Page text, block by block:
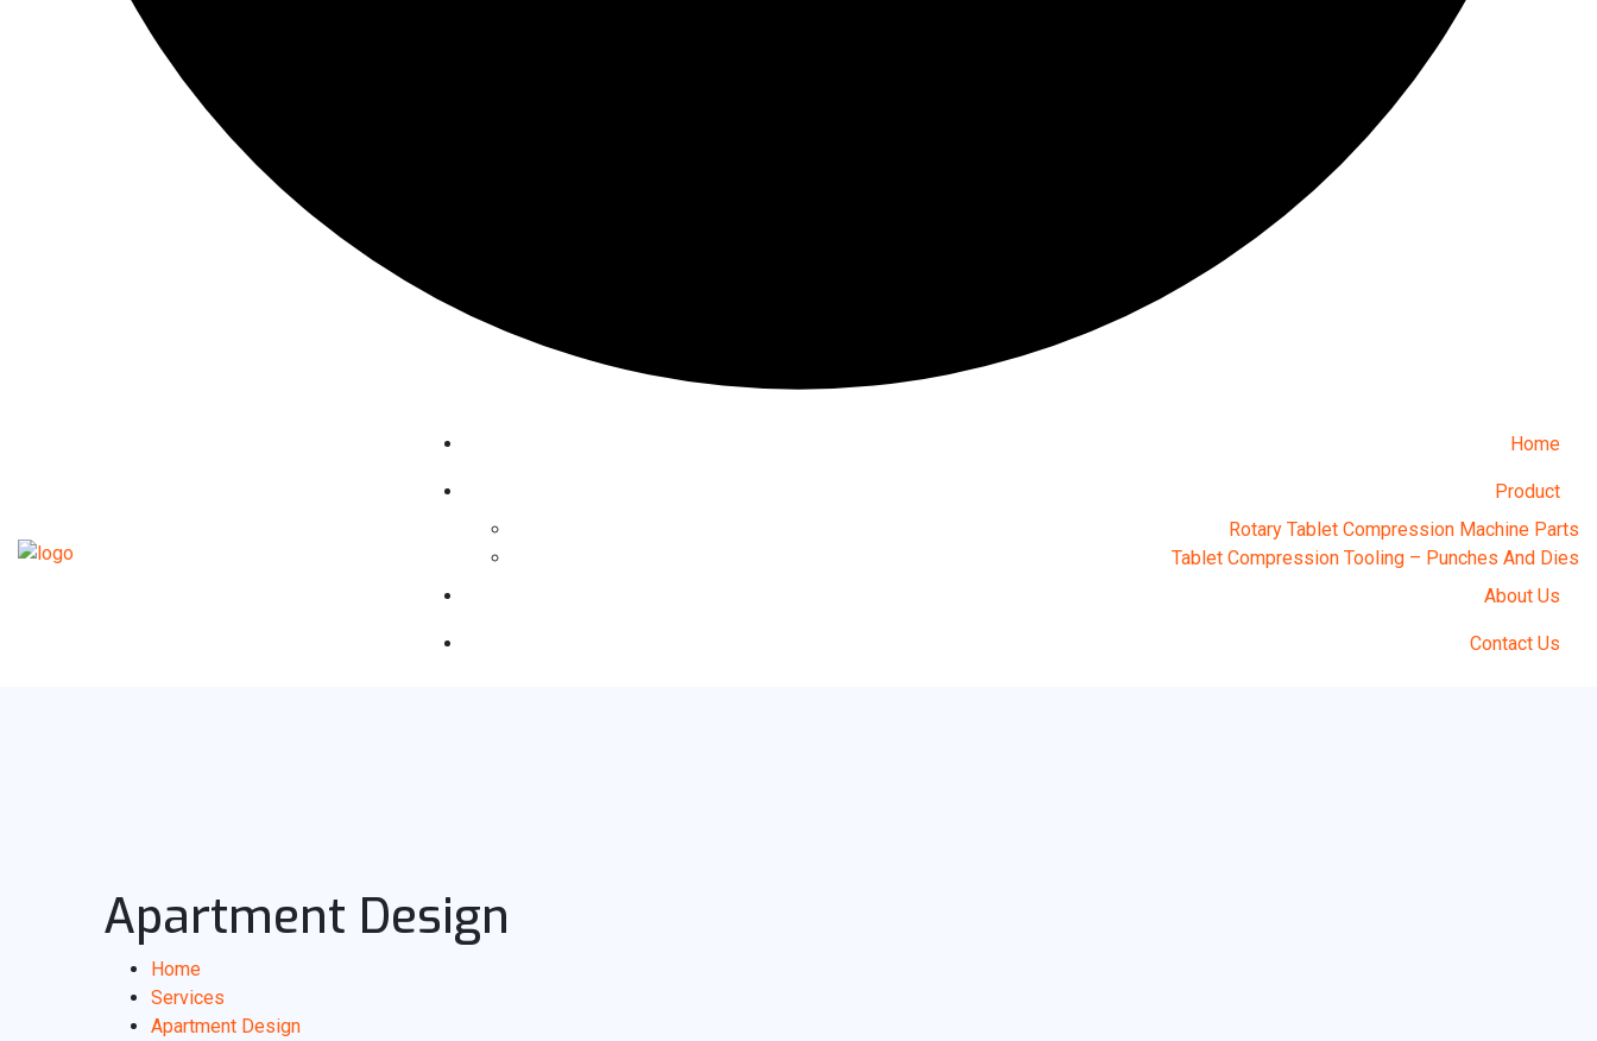
Home
Product
Rotary Tablet Compression Machine Parts
Tablet Compression Tooling – Punches And Dies
About Us
Contact Us
Apartment Design
Home
Services
Apartment Design